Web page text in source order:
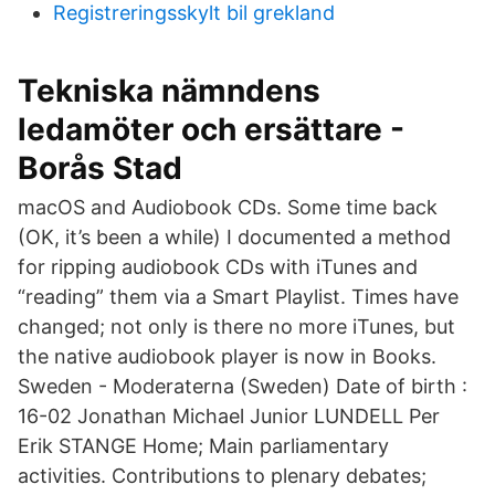
Registreringsskylt bil grekland
Tekniska nämndens
ledamöter och ersättare -
Borås Stad
macOS and Audiobook CDs. Some time back
(OK, it’s been a while) I documented a method
for ripping audiobook CDs with iTunes and
“reading” them via a Smart Playlist. Times have
changed; not only is there no more iTunes, but
the native audiobook player is now in Books.
Sweden - Moderaterna (Sweden) Date of birth :
16-02 Jonathan Michael Junior LUNDELL Per
Erik STANGE Home; Main parliamentary
activities. Contributions to plenary debates;